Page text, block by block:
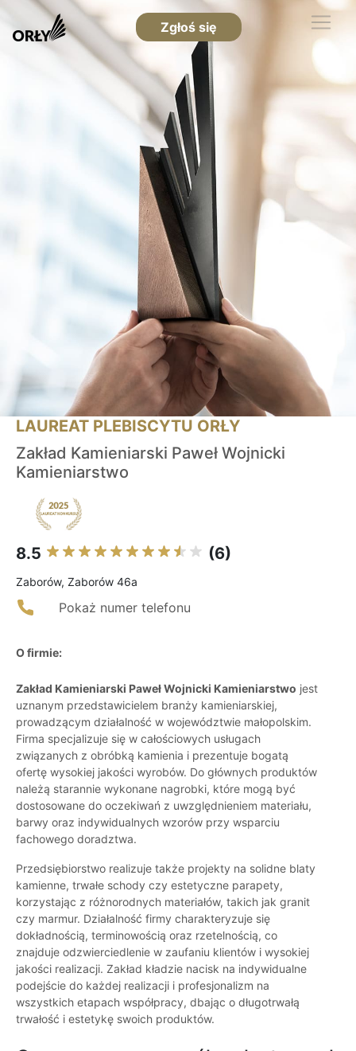
Zgłoś się
LAUREAT PLEBISCYTU ORŁY
Zakład Kamieniarski Paweł Wojnicki
Kamieniarstwo
8.5 (6)
Zaborów, Zaborów 46a
Pokaż numer telefonu
O firmie:
Zakład Kamieniarski Paweł Wojnicki Kamieniarstwo jest
uznanym przedstawicielem branży kamieniarskiej,
prowadzącym działalność w województwie małopolskim.
Firma specjalizuje się w całościowych usługach
związanych z obróbką kamienia i prezentuje bogatą
ofertę wysokiej jakości wyrobów. Do głównych produktów
należą starannie wykonane nagrobki, które mogą być
dostosowane do oczekiwań z uwzględnieniem materiału,
barwy oraz indywidualnych wzorów przy wsparciu
fachowego doradztwa.
Przedsiębiorstwo realizuje także projekty na solidne blaty
kamienne, trwałe schody czy estetyczne parapety,
korzystając z różnorodnych materiałów, takich jak granit
czy marmur. Działalność firmy charakteryzuje się
dokładnością, terminowością oraz rzetelnością, co
znajduje odzwierciedlenie w zaufaniu klientów i wysokiej
jakości realizacji. Zakład kładzie nacisk na indywidualne
podejście do każdej realizacji i profesjonalizm na
wszystkich etapach współpracy, dbając o długotrwałą
trwałość i estetykę swoich produktów.